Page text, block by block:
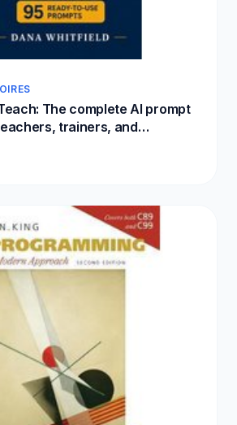
The complete AI prompt
trainers, and
Claude